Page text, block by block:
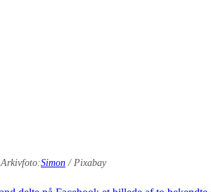
Arkivfoto:Simon / Pixabay